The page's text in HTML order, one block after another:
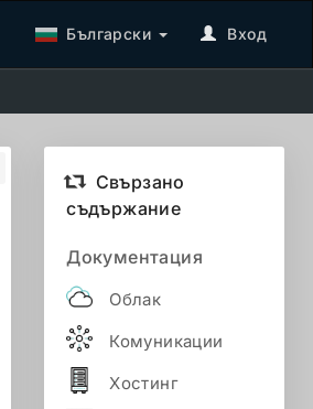
Български Вход
Свързано
съдържание
Документация
Облак
Комуникации
Хостинг